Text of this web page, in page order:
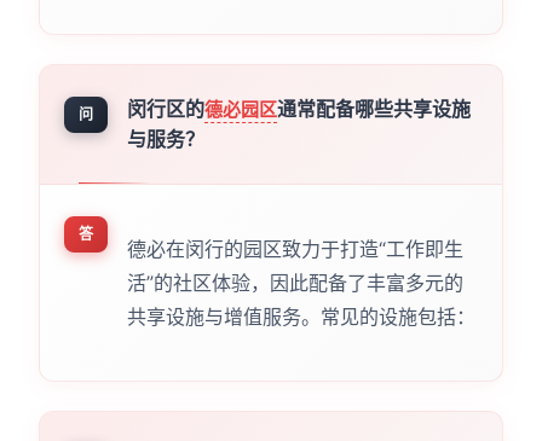
问 闵行区的德必园区通常配备哪些共享设施
与服务？
答
德必在闵行的园区致力于打造“工作即生
活”的社区体验，因此配备了丰富多元的
共享设施与增值服务。常见的设施包括：